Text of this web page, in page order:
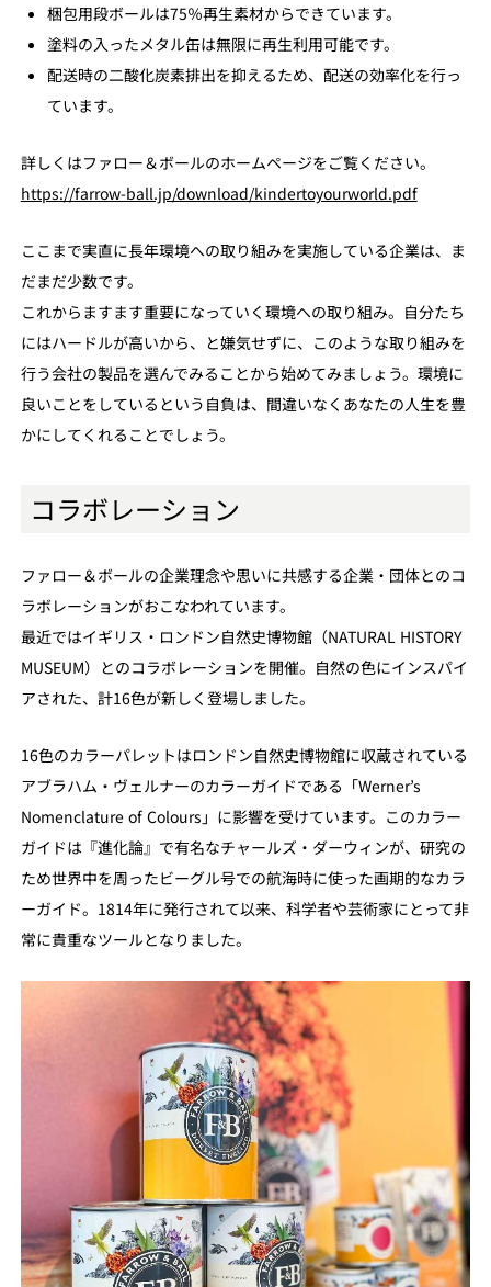
梱包用段ボールは75％再生素材からできています。
塗料の入ったメタル缶は無限に再生利用可能です。
配送時の二酸化炭素排出を抑えるため、配送の効率化を行っ
ています。
詳しくはファロー＆ボールのホームページをご覧ください。
https://farrow-ball.jp/download/kindertoyourworld.pdf
ここまで実直に長年環境への取り組みを実施している企業は、ま
だまだ少数です。
これからますます重要になっていく環境への取り組み。自分たち
にはハードルが高いから、と嫌気せずに、このような取り組みを
行う会社の製品を選んでみることから始めてみましょう。環境に
良いことをしているという自負は、間違いなくあなたの人生を豊
かにしてくれることでしょう。
コラボレーション
ファロー＆ボールの企業理念や思いに共感する企業・団体とのコ
ラボレーションがおこなわれています。
最近ではイギリス・ロンドン自然史博物館（NATURAL HISTORY
MUSEUM）とのコラボレーションを開催。自然の色にインスパイ
アされた、計16色が新しく登場しました。
16色のカラーパレットはロンドン自然史博物館に収蔵されている
アブラハム・ヴェルナーのカラーガイドである「Werner’s
Nomenclature of Colours」に影響を受けています。このカラー
ガイドは『進化論』で有名なチャールズ・ダーウィンが、研究の
ため世界中を周ったビーグル号での航海時に使った画期的なカラ
ーガイド。1814年に発行されて以来、科学者や芸術家にとって非
常に貴重なツールとなりました。